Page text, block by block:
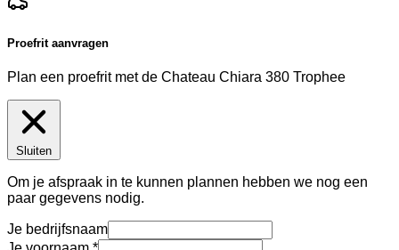
Proefrit aanvragen
Plan een proefrit met de Chateau Chiara 380 Trophee
Sluiten
Om je afspraak in te kunnen plannen hebben we nog een
paar gegevens nodig.
Je bedrijfsnaam